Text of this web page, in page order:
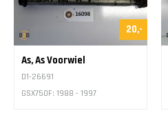
20,-
As, As Voorwiel
D1-26691
GSX750F: 1988 - 1997